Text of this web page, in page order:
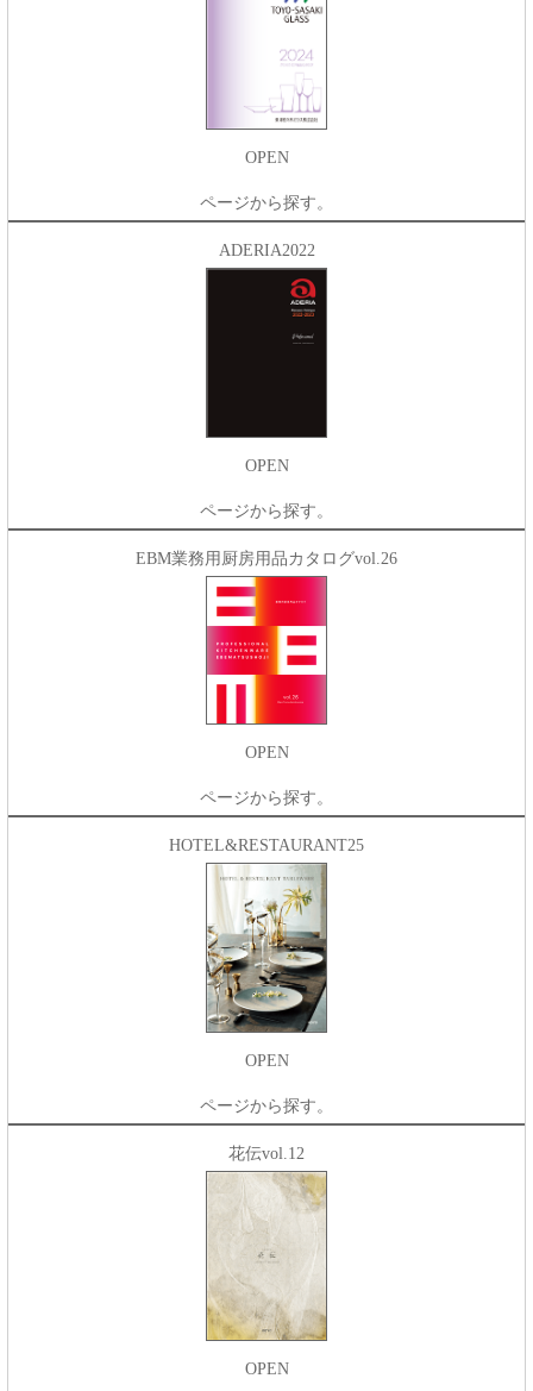
OPEN
ページから探す。
ADERIA2022
OPEN
ページから探す。
EBM業務用厨房用品カタログvol.26
OPEN
ページから探す。
HOTEL&RESTAURANT25
OPEN
ページから探す。
花伝vol.12
OPEN